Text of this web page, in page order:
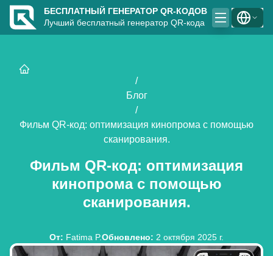
БЕСПЛАТНЫЙ ГЕНЕРАТОР QR-КОДОВ
Лучший бесплатный генератор QR-кода
/
Блог
/
Фильм QR-код: оптимизация кинопрома с помощью
сканирования.
Фильм QR-код: оптимизация
кинопрома с помощью
сканирования.
От: Fatima P.Обновлено: 2 октября 2025 г.